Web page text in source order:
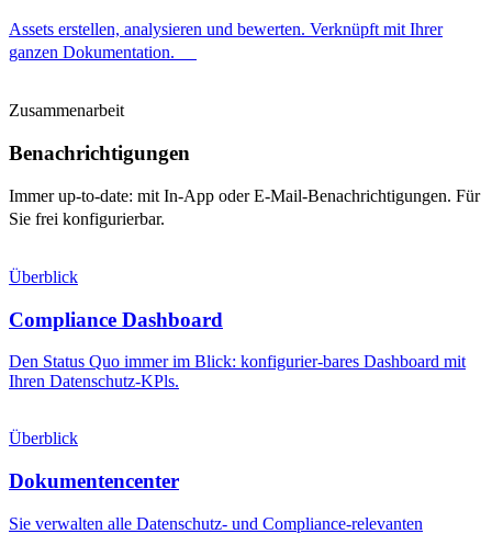
Assets erstellen, analysieren und bewerten. Verknüpft mit Ihrer
ganzen Dokumentation.
Zusammenarbeit
Benachrichtigungen
Immer up-to-date: mit In-App oder E-Mail-Benachrichtigungen. Für
Sie frei konfigurierbar.
Überblick
Compliance Dashboard
Den Status Quo immer im Blick: konfigurier-bares Dashboard mit
Ihren Datenschutz-KPls.
Überblick
Dokumentencenter
Sie verwalten alle Datenschutz- und Compliance-relevanten